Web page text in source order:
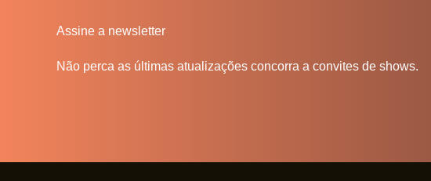
Assine a newsletter
Não perca as últimas atualizações concorra a convites de shows.